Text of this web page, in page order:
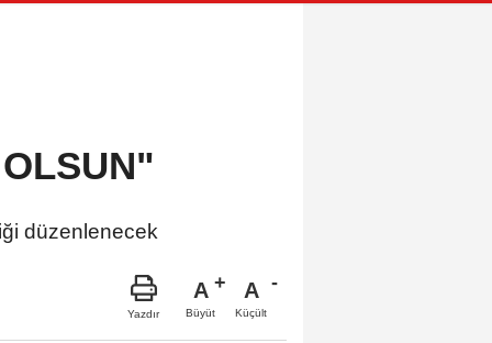
düzenlenecek
Yazdır
A
Büyüt
A
Küçült